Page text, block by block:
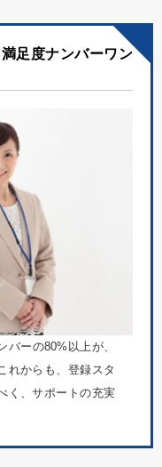
足度ナンバーワン
ーの80%以上が、
れからも、登録スタ
く、サポートの充実